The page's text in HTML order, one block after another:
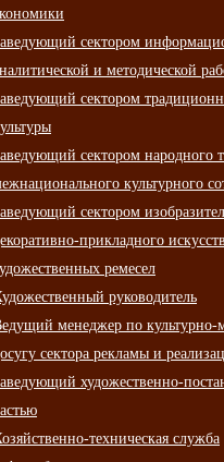
сектором
и методической
сектором
сектором народного
культурного
сектором
прикладного
ремесел
руководитель
менеджер по культурно-
сектора рекламы и
художественно-
техническая служба